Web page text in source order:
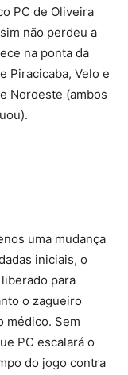
PC de Oliveira
não perdeu a
na ponta da
Piracicaba, Velo e
Noroeste (ambos
uma mudança
iniciais, o
para
o zagueiro
médico. Sem
PC escalará o
do jogo contra